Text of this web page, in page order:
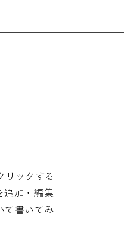
リックする
追加・編集
て書いてみ